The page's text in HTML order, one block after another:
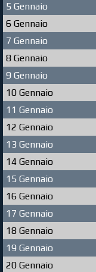
5 Gennaio
6 Gennaio
7 Gennaio
8 Gennaio
9 Gennaio
10 Gennaio
11 Gennaio
12 Gennaio
13 Gennaio
14 Gennaio
15 Gennaio
16 Gennaio
17 Gennaio
18 Gennaio
19 Gennaio
20 Gennaio